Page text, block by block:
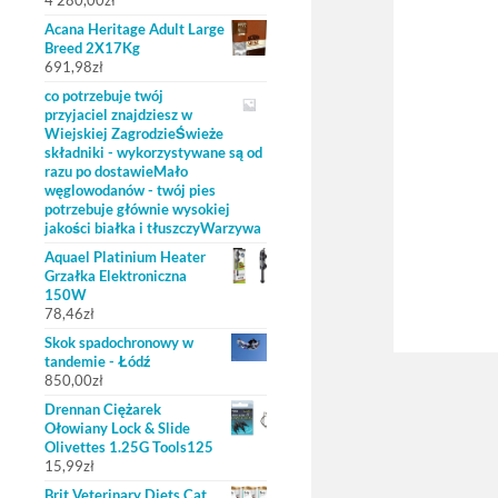
Acana Heritage Adult Large
Breed 2X17Kg
691,98zł
co potrzebuje twój
przyjaciel znajdziesz w
Wiejskiej ZagrodzieŚwieże
składniki - wykorzystywane są od
razu po dostawieMało
węglowodanów - twój pies
potrzebuje głównie wysokiej
jakości białka i tłuszczyWarzywa
Aquael Platinium Heater
Grzałka Elektroniczna
150W
78,46zł
Skok spadochronowy w
tandemie - Łódź
850,00zł
Drennan Ciężarek
Ołowiany Lock & Slide
Olivettes 1.25G Tools125
15,99zł